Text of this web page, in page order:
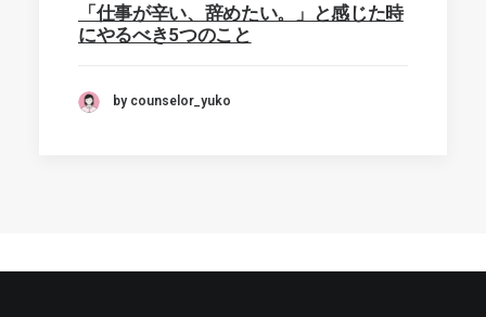
「仕事が辛い、辞めたい。」と感じた時
にやるべき5つのこと
by counselor_yuko